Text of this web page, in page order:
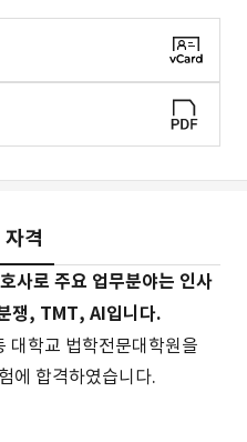
사로 주요 업무분야는 인사
쟁, TMT, AI입니다.
대학교 법학전문대학원을
에 합격하였습니다.
자격